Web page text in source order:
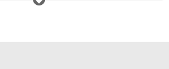
ฐ์ดอกไม้, การประดิษฐ์ของตกแต่งบ้าน